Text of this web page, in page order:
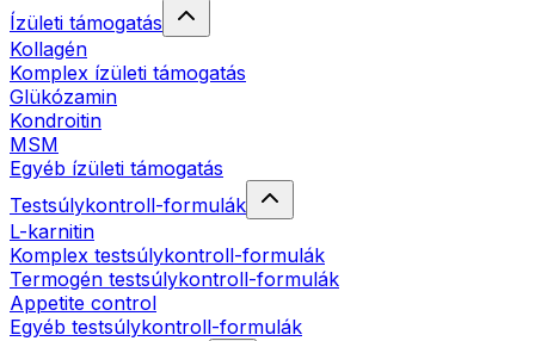
Ízületi támogatás
Kollagén
Komplex ízületi támogatás
Glükózamin
Kondroitin
MSM
Egyéb ízületi támogatás
Testsúlykontroll-formulák
L-karnitin
Komplex testsúlykontroll-formulák
Termogén testsúlykontroll-formulák
Appetite control
Egyéb testsúlykontroll-formulák